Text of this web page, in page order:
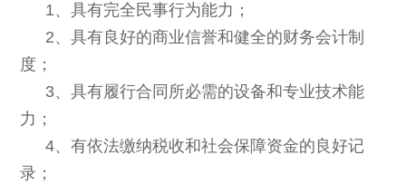
1、具有完全民事行为能力；
2、具有良好的商业信誉和健全的财务会计制
度；
3、具有履行合同所必需的设备和专业技术能
力；
4、有依法缴纳税收和社会保障资金的良好记
录；